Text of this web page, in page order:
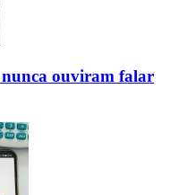
nunca ouviram falar